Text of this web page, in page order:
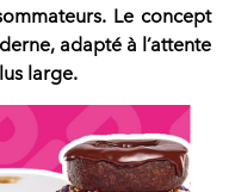
Le concept
adapté à l’attente
large.